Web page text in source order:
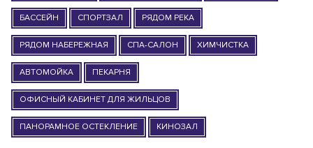
БАССЕЙН СПОРТЗАЛ РЯДОМ РЕКА
РЯДОМ НАБЕРЕЖНАЯ СПА-САЛОН ХИМЧИСТКА
АВТОМОЙКА ПЕКАРНЯ
ОФИСНЫЙ КАБИНЕТ ДЛЯ ЖИЛЬЦОВ
ПАНОРАМНОЕ ОСТЕКЛЕНИЕ КИНОЗАЛ